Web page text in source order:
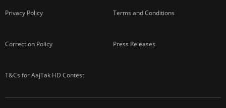
Privacy Policy Terms and Conditions
Correction Policy Press Releases
T&Cs for AajTak HD Contest